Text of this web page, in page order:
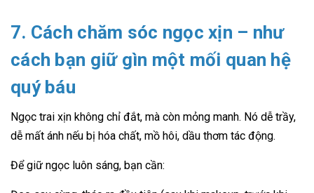
7. Cách chăm sóc ngọc xịn – như
cách bạn giữ gìn một mối quan hệ
quý báu
Ngọc trai xịn không chỉ đắt, mà còn mỏng manh. Nó dễ trầy,
dễ mất ánh nếu bị hóa chất, mồ hôi, dầu thơm tác động.
Để giữ ngọc luôn sáng, bạn cần: